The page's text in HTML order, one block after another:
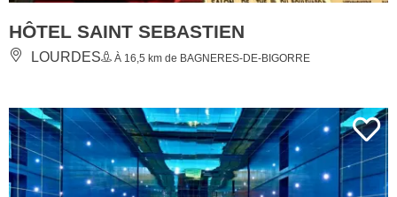
HÔTEL SAINT SEBASTIEN
LOURDES À 16,5 km de BAGNERES-DE-BIGORRE